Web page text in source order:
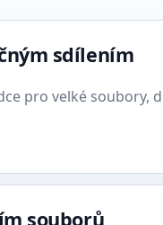
sdílením
pro velké soubory,
souborů